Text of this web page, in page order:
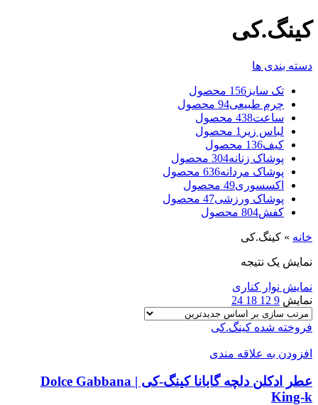
کینگ.کی
دسته بندی ها
تک سایز 156 محصول
چرم طبیعی94 محصول
ساعت438 محصول
لباس زیر 1 محصول
کیف136 محصول
پوشاک زنانه304 محصول
پوشاک مردانه636 محصول
اکسسوری49 محصول
پوشاک ورزشی47 محصول
کفش804 محصول
خانه » کینگ.کی
نمایش یک نتیجه
نمایش نوار کناری
نمایش 9
12
18
24
فروخته شده کینگ.کی
افزودن به علاقه مندی
عطر ادکلن دلچه گابانا کینگ-کی | Dolce Gabbana
King-k